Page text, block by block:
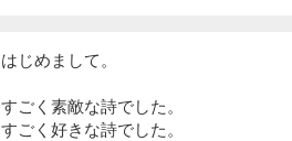
はじめまして。
すごく素敵な詩でした。
すごく好きな詩でした。